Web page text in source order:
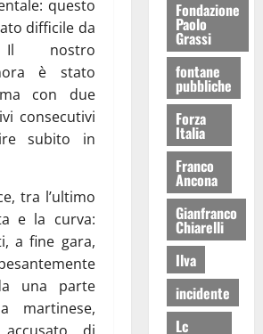
questo
difficile da
Il nostro
è stato
con due
consecutivi
subito in
tra l’ultimo
e la curva:
a fine gara,
una parte
martinese,
di
Fondazione
Paolo
Grassi
fontane
pubbliche
Forza
Italia
Franco
Ancona
Gianfranco
Chiarelli
Ilva
incidente
Lc